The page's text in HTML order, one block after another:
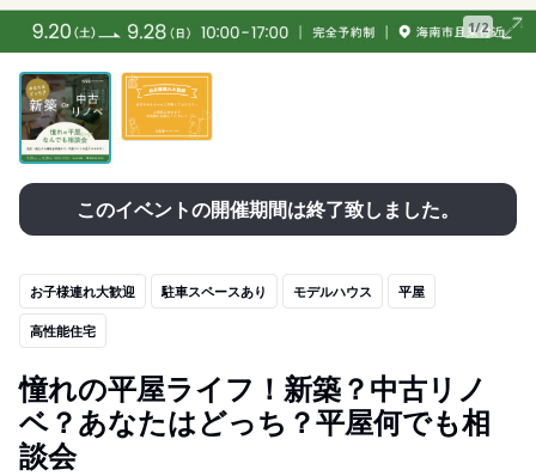
1/2
このイベントの開催期間は終了致しました。
お子様連れ大歓迎 駐車スペースあり モデルハウス 平屋
高性能住宅
憧れの平屋ライフ！新築？中古リノ
ベ？あなたはどっち？平屋何でも相
談会